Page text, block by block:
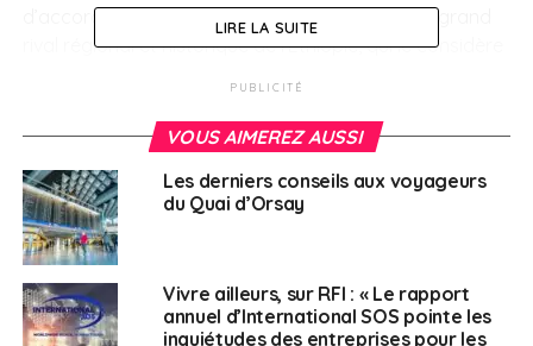
d’accord est vivement dénoncé par la Somalie, grand
rival régional et historique de l’Éthiopie, qui le considère
notamment autour de ce projet d’accord, ont pris une
tournure nouvelle la semaine dernière avec la
déclaration de l’Autorité de l’aviation civile somalienne
(SCAA) qui a menacé de suspendre
d’Ethiopian Airlines à destination de la Somalie
raison de ces problèmes de souveraineté nationale.
LIRE LA SUITE
PUBLICITÉ
VOUS AIMEREZ AUSSI
Les derniers conseils aux voyageurs
du Quai d’Orsay
Vivre ailleurs, sur RFI : « Le rapport
annuel d’International SOS pointe les
inquiétudes des entreprises pour les